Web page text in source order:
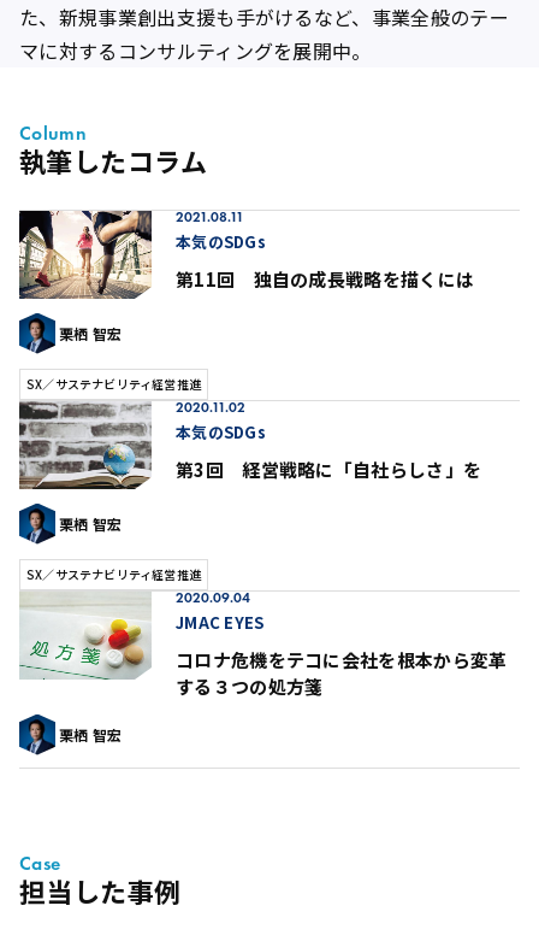
た、新規事業創出支援も手がけるなど、事業全般のテー
マに対するコンサルティングを展開中。
執筆したコラム
Column
第11回 独自の成長戦略を描くには
2021.08.11
本気のSDGs
栗栖 智宏
SX／サステナビリティ経営推進
第3回 経営戦略に「自社らしさ」を
2020.11.02
本気のSDGs
栗栖 智宏
SX／サステナビリティ経営推進
コロナ危機をテコに会社を根本から変革
する３つの処方箋
2020.09.04
JMAC EYES
栗栖 智宏
担当した事例
Case